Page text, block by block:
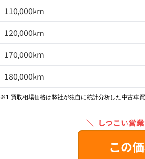
110,000km
120,000km
170,000km
180,000km
※1 買取相場価格は弊社が独自に統計分析した中古車
＼ しつこい営
この